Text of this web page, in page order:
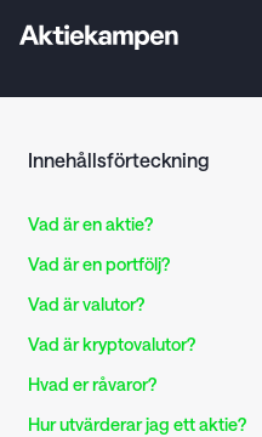
Innehållsförteckning
Vad är en aktie?
Vad är en portfölj?
Vad är valutor?
Vad är kryptovalutor?
Hvad er råvaror?
Hur utvärderar jag ett aktie?